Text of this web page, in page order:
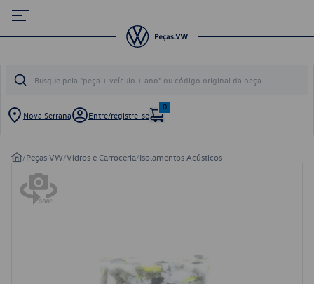
Nova Serrana Entre/registre-se
0
/Peças VW/Vidros e Carroceria/Isolamentos Acústicos